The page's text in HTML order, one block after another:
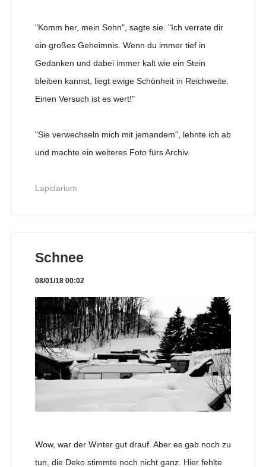
"Komm her, mein Sohn", sagte sie. "Ich verrate dir
ein großes Geheimnis. Wenn du immer tief in
Gedanken und dabei immer kalt wie ein Stein
bleiben kannst, liegt ewige Schönheit in Reichweite.
Einen Versuch ist es wert!"
"Sie verwechseln mich mit jemandem", lehnte ich ab
und machte ein weiteres Foto fürs Archiv.
Lapidarium
Schnee
08/01/18 00:02
Wow, war der Winter gut drauf. Aber es gab noch zu
tun, die Deko stimmte noch nicht ganz. Hier fehlte